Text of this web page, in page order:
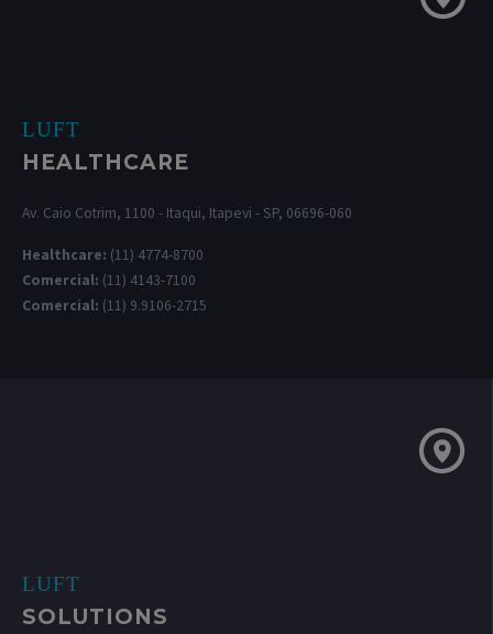
LUFT
HEALTHCARE
Av. Caio Cotrim, 1100 - Itaqui, Itapevi - SP, 06696-060
Healthcare: (11) 4774-8700
Comercial: (11) 4143-7100
Comercial: (11) 9.9106-2715
LUFT
SOLUTIONS